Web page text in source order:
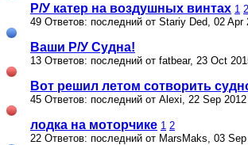
Р/У катер на воздушных винтах 1 2
49 Ответов: последний от Stariy Ded, 02 Apr
Ваши Р/У Судна!
13 Ответов: последний от fatbear, 23 Oct
Вот решил летом сотворить
45 Ответов: последний от Alexi, 22 Sep
лодка на моторчике 1 2
22 Ответов: последний от MarsMaks, 03